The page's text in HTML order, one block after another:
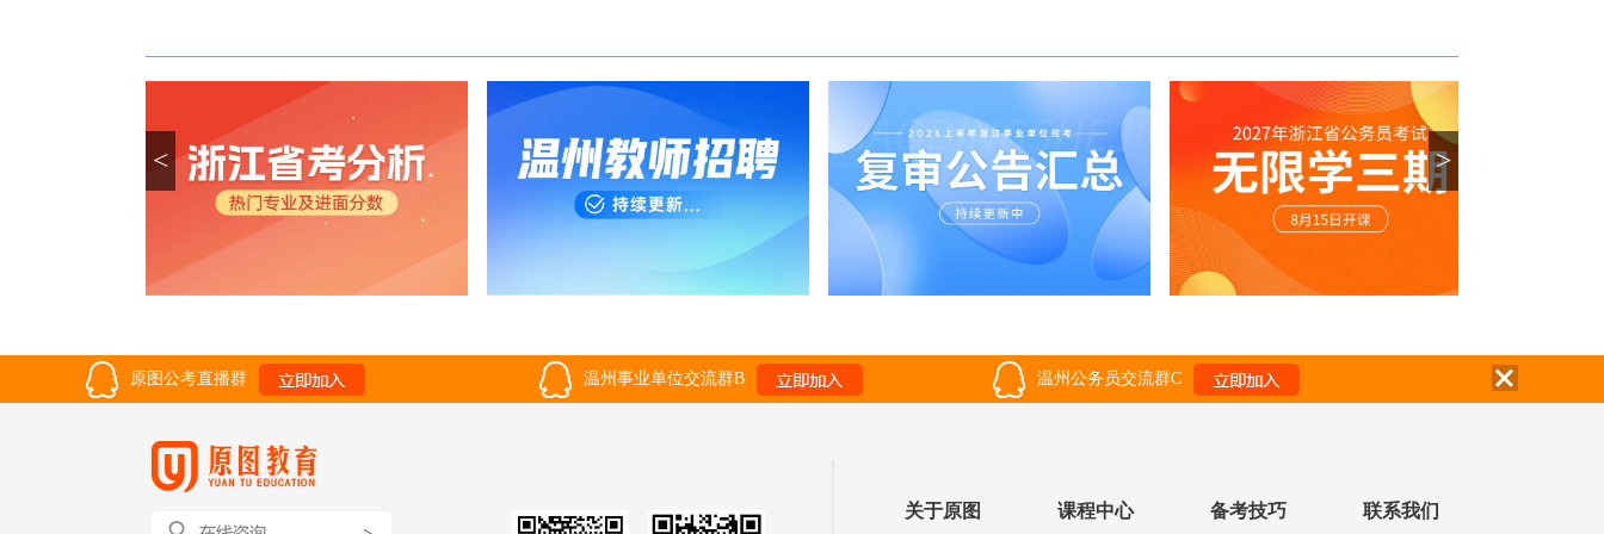
< >
原图公考直播群 温州事业单位交流群B 温州公务员交流群C
关于原图 课程中心 备考技巧 联系我们